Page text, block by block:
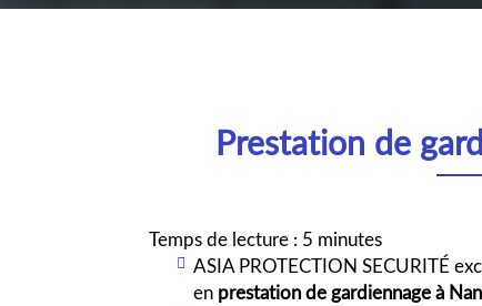
Prestation de
Temps de lecture : 5 minutes
ASIA PROTECTION SECURITÉ
en prestation de gardiennage à